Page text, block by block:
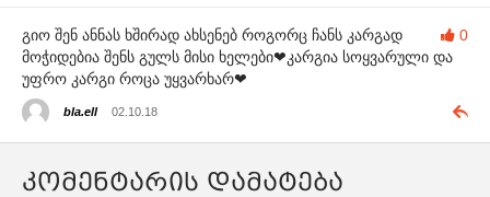
0
გიო შენ ანნას ხშირად ახსენებ როგორც ჩანს კარგად
მოჭიდებია შენს გულს მისი ხელები❤კარგია სოყვარული და
უფრო კარგი როცა უყვარხარ❤
bla.ell 02.10.18
კომენტარის დამატება